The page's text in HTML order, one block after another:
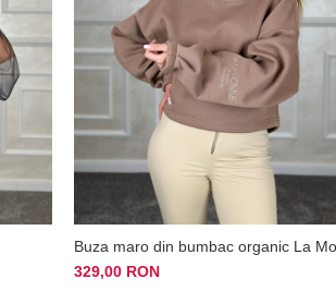
Buza maro din bumbac organic La
329,00 RON